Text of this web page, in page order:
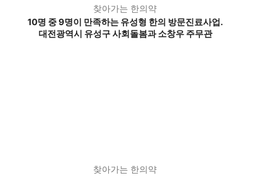
찾아가는 한의약
10명 중 9명이 만족하는 유성형 한의 방문진료사업.
대전광역시 유성구 사회돌봄과 소창우 주무관
찾아가는 한의약